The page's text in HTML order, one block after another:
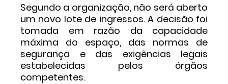
Segundo a organização, não será aberto
um novo lote de ingressos. A decisão foi
tomada em razão da capacidade
máxima do espaço, das normas de
segurança e das exigências legais
estabelecidas pelos órgãos
competentes.